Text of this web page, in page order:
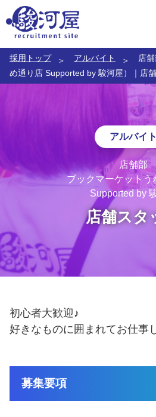
ABOUT US
店舗部副部長メッセージ
社員インタビュー
アルバイト
外国人採用
よくある質問
就職氷河期世代 積極採用中
女性スタッフ 積極採用中
採用トップ アルバイト
店
め通り店 Supported by 駿河屋）｜店
アルバイト
店舗部
ブックマーケットう
Supported by
店舗スタ
初心者大歓迎♪
好きなものに囲まれてお仕事
募集要項